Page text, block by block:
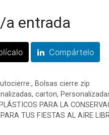
a entrada
Compártelo
,Bolsas cierre zip
,carton,
PARA LA
TUS FIESTAS AL AIRE